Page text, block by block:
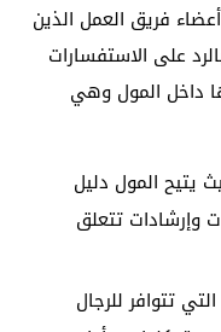
رقم 2 في المول أعضاء فريق العمل الذين
على الاستفسارات
داخل المول وهي
يتيح المول دليل
وإرشادات تتعلق
تتوافر للرجال